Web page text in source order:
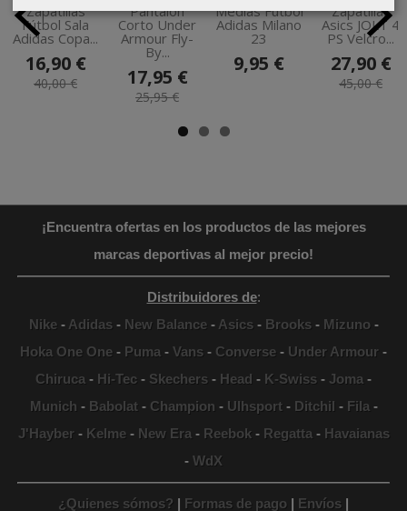
Zapatillas
Fútbol Sala
Adidas Copa...
16,90 €
40,00 €
Pantalón
Corto Under
Armour Fly-
By...
17,95 €
25,95 €
Medias Fútbol
Adidas Milano
23
9,95 €
Zapatillas
Asics JOLT 4
PS Velcro...
27,90 €
45,00 €
¡Encuentra ofertas en los productos de las mejores
marcas deportivas al mejor precio!
Distribuidores de:
Nike- Adidas- New Balance- Asics- Brooks- Mizuno-
Hoka One One - Puma - Vans - Converse - Under Armour -
Chiruca - Hi-Tec - Skechers - Head - K-Swiss - Joma -
Munich - Babolat- Champion - Ulhsport- Ditchil - Fila -
J'Hayber- Kelme- New Era - Reebok- Regatta - Havaianas
- WdX
¿Quienes sómos? | Formas de pago | Envíos |